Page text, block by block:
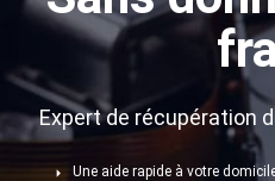
Expert de récupération
Une aide rapide à votre